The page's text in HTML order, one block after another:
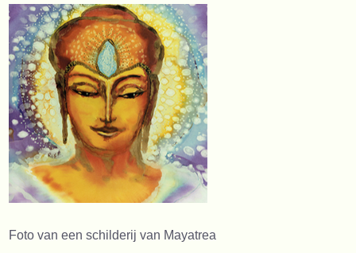
Foto van een schilderij van Mayatrea